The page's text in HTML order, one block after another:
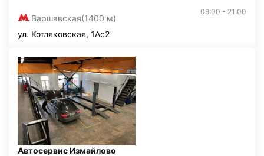
Варшавская(1400 м)
09:00 - 21:00
ул. Котляковская, 1Ас2
Автосервис Измайлово